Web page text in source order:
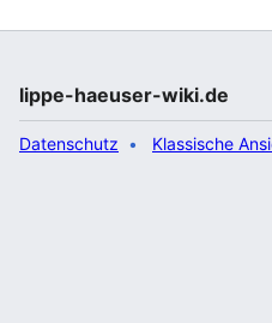
lippe-haeuser-wiki.de
Datenschutz Klassische